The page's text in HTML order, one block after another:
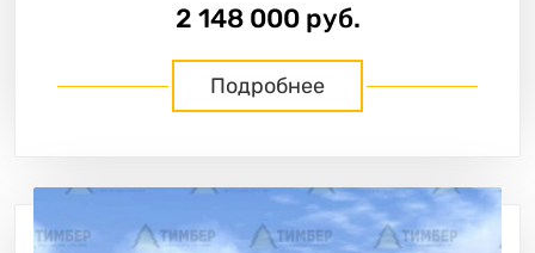
2 148 000 руб.
Подробнее